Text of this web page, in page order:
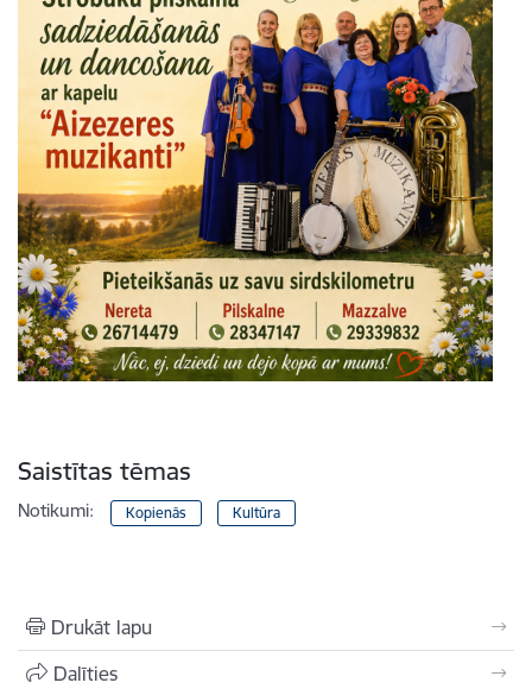
Saistītas tēmas
Notikumi: Kopienās Kultūra
Drukāt lapu
Dalīties